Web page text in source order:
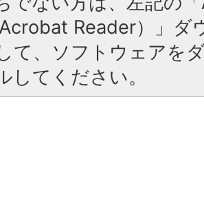
Reader）」ダ
て、ソフトウェアを
してください。